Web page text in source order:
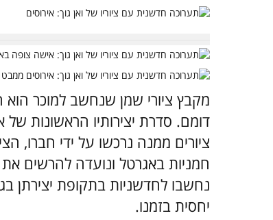
דומם. סדרת יצירותיו הראשונות
ציורים ממנה נרכשו על ידי חברו,
חמניות באגרטל ונועדה להרשים את
נחשבו לחדשניות בתקופת יצירתן
יחסית בזמנו.